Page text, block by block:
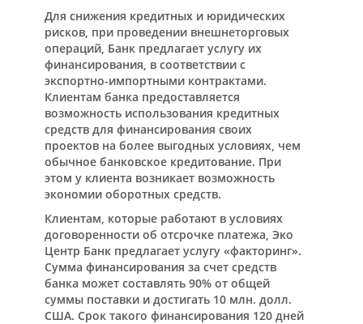
Для снижения кредитных и юридических
рисков, при проведении внешнеторговых
операций, Банк предлагает услугу их
финансирования, в соответствии с
экспортно-импортными контрактами.
Клиентам банка предоставляется
возможность использования кредитных
средств для финансирования своих
проектов на более выгодных условиях, чем
обычное банковское кредитование. При
этом у клиента возникает возможность
экономии оборотных средств.
Клиентам, которые работают в условиях
договоренности об отсрочке платежа, Эко
Центр Банк предлагает услугу «факторинг».
Сумма финансирования за счет средств
банка может составлять 90% от общей
суммы поставки и достигать 10 млн. долл.
США. Срок такого финансирования 120 дней